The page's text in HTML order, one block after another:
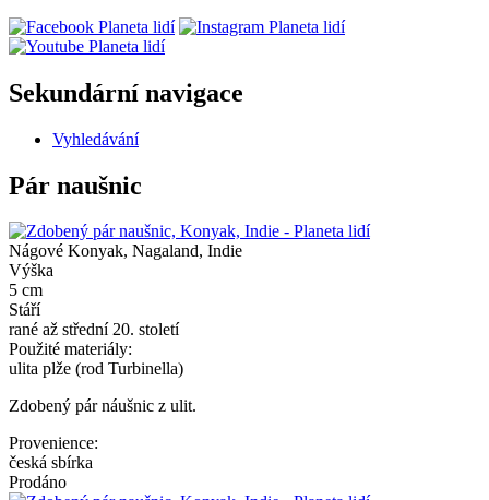
Sekundární navigace
Vyhledávání
Pár naušnic
Nágové Konyak, Nagaland, Indie
Výška
5 cm
Stáří
rané až střední 20. století
Použité materiály:
ulita plže (rod Turbinella)
Zdobený pár náušnic z ulit.
Provenience:
česká sbírka
Prodáno